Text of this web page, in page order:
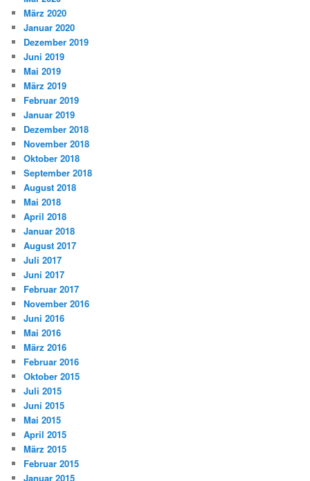
März 2020
Januar 2020
Dezember 2019
Juni 2019
Mai 2019
März 2019
Februar 2019
Januar 2019
Dezember 2018
November 2018
Oktober 2018
September 2018
August 2018
Mai 2018
April 2018
Januar 2018
August 2017
Juli 2017
Juni 2017
Februar 2017
November 2016
Juni 2016
Mai 2016
März 2016
Februar 2016
Oktober 2015
Juli 2015
Juni 2015
Mai 2015
April 2015
März 2015
Februar 2015
Januar 2015